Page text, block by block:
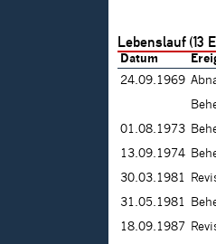
Lebenslauf (13
Datum
24.09.1969
01.08.1973
13.09.1974
30.03.1981
31.05.1981
18.09.1987